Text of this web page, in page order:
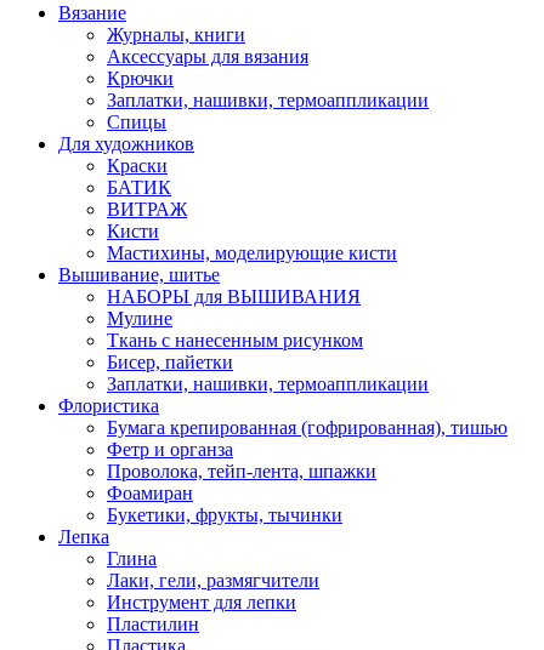
Вязание
Журналы, книги
Аксессуары для вязания
Крючки
Заплатки, нашивки, термоаппликации
Спицы
Для художников
Краски
БАТИК
ВИТРАЖ
Кисти
Мастихины, моделирующие кисти
Вышивание, шитье
НАБОРЫ для ВЫШИВАНИЯ
Мулине
Ткань с нанесенным рисунком
Бисер, пайетки
Заплатки, нашивки, термоаппликации
Флористика
Бумага крепированная (гофрированная), тишью
Фетр и органза
Проволока, тейп-лента, шпажки
Фоамиран
Букетики, фрукты, тычинки
Лепка
Глина
Лаки, гели, размягчители
Инструмент для лепки
Пластилин
Пластика